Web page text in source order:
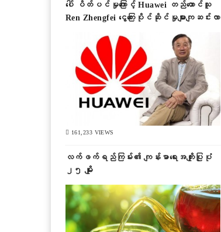
ပေါ် ပိတ်ပင်မှုကြောင့် Huawei တည်ထောင်သူ
Ren Zhengfei ငွေကြေးပိုင်ဆိုင်မှုများကျဆင်းလာ
161,233 VIEWS
လက်ဖက်ရည်ကြမ်း၏ ကျန်းမာရေးအကျိုးပြုပုံ
၂၅ မျိုး